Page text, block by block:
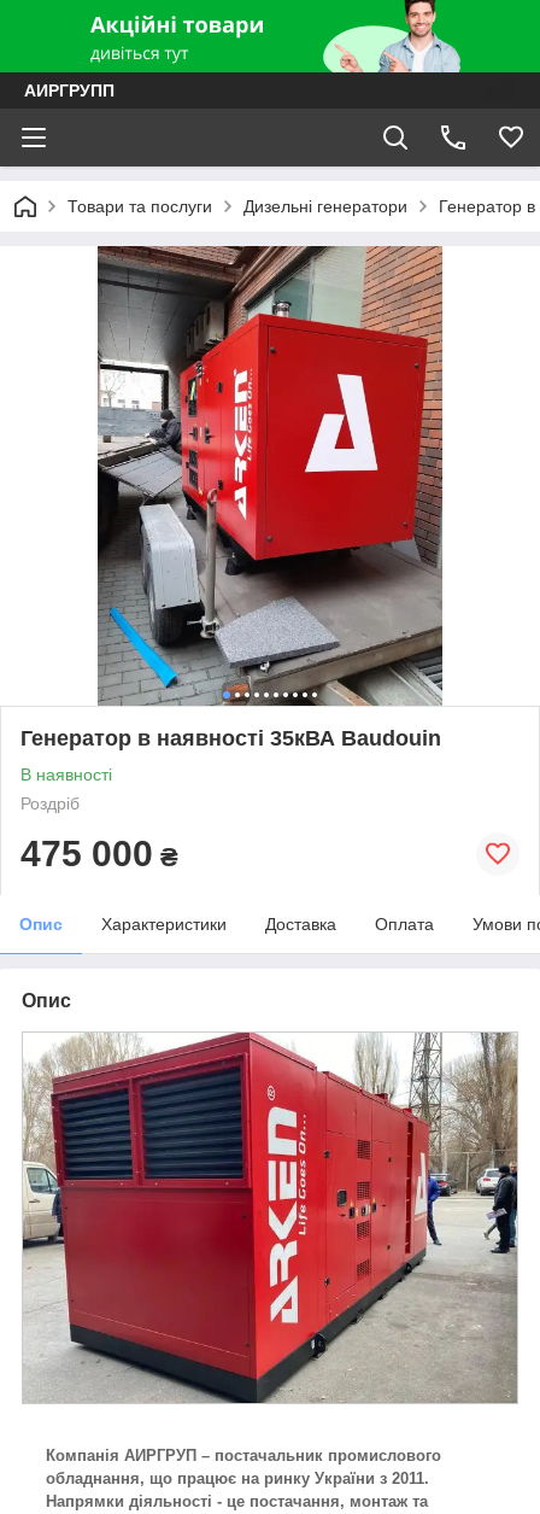
АИРГРУПП
Товари та послуги Дизельні генератори Генератор
Генератор в наявності 35кВА Baudouin
В наявності
Роздріб
475 000 ₴
Опис Характеристики Доставка Оплата Умови
Опис
Компанія АИРГРУП – постачальник промислового
обладнання, що працює на ринку України з 2011.
Напрямки діяльності - це постачання, монтаж та